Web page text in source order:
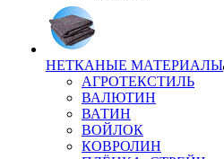
НЕТКАНЫЕ МАТЕРИАЛЫ
АГРОТЕКСТИЛЬ
ВАЛЮТИН
ВАТИН
ВОЙЛОК
КОВРОЛИН